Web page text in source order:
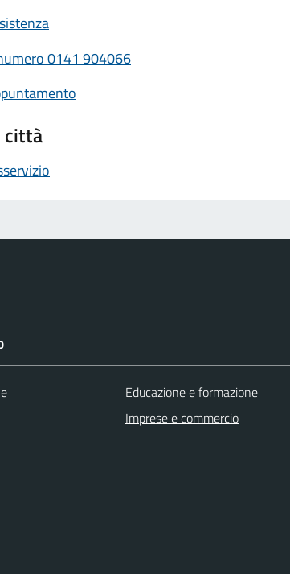
0141 904066
città
Educazione e formazione
Imprese e commercio